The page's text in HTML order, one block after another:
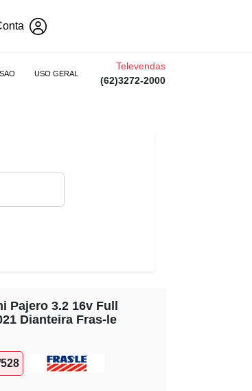
USO GERAL
Televendas
(62)3272-2000
3.2 16v Full
Dianteira Fras-le